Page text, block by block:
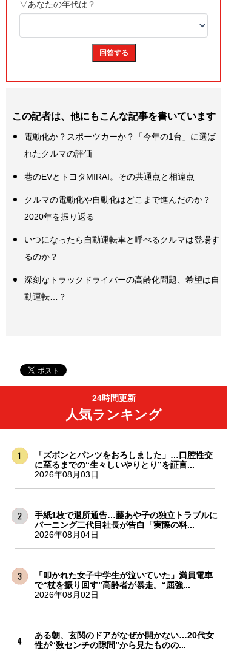
この記者は、他にもこんな記事を書いています
電動化か？スポーツカーか？「今年の1台」に選ば
れたクルマの評価
巷のEVとトヨタMIRAI。その共通点と相違点
クルマの電動化や自動化はどこまで進んだのか？
2020年を振り返る
いつになったら自動運転車と呼べるクルマは登場す
るのか？
深刻なトラックドライバーの高齢化問題、希望は自
動運転…？
24時間更新
人気ランキング
「ズボンとパンツをおろしました」…口腔性交
に至るまでの“生々しいやりとり”を証言...
2026年08月03日
手紙1枚で退所通告…藤あや子の独立トラブルに
バーニング二代目社長が告白「実際の料...
2026年08月04日
「叩かれた女子中学生が泣いていた」満員電車
で“杖を振り回す”高齢者が暴走。“屈強...
2026年08月02日
ある朝、玄関のドアがなぜか開かない…20代女
性が“数センチの隙間”から見たものの...